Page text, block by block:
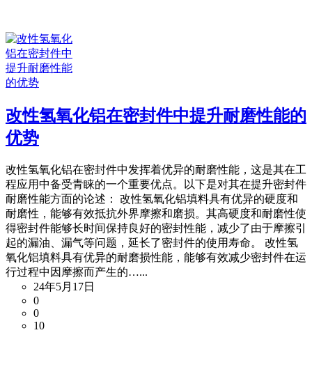
改性氢氧化铝在密封件中提升耐磨性能的
优势
改性氢氧化铝在密封件中发挥着优异的耐磨性能，这是其在工
程应用中备受青睐的一个重要优点。以下是对其在提升密封件
耐磨性能方面的论述： 改性氢氧化铝填料具有优异的硬度和
耐磨性，能够有效抵抗外界摩擦和磨损。其高硬度和耐磨性使
得密封件能够长时间保持良好的密封性能，减少了由于摩擦引
起的漏油、漏气等问题，延长了密封件的使用寿命。 改性氢
氧化铝填料具有优异的耐磨损性能，能够有效减少密封件在运
行过程中因摩擦而产生的…...
24年5月17日
0
0
10